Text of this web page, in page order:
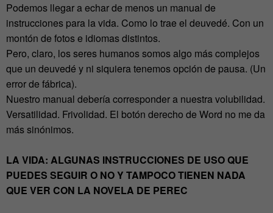
Podemos llegar a echar de menos un manual de
instrucciones para la vida. Como lo trae el deuvedé. Con un
montón de fotos e idiomas distintos.
Pero, claro, los seres humanos somos algo más complejos
que un deuvedé y ni siquiera tenemos opción de pausa. (Un
error de fábrica).
Nuestro manual debería corresponder a nuestra volubilidad.
Versatilidad. Frivolidad. El botón derecho de Word no me da
más sinónimos.
LA VIDA: ALGUNAS INSTRUCCIONES DE USO QUE
PUEDES SEGUIR O NO Y TAMPOCO TIENEN NADA
QUE VER CON LA NOVELA DE PEREC